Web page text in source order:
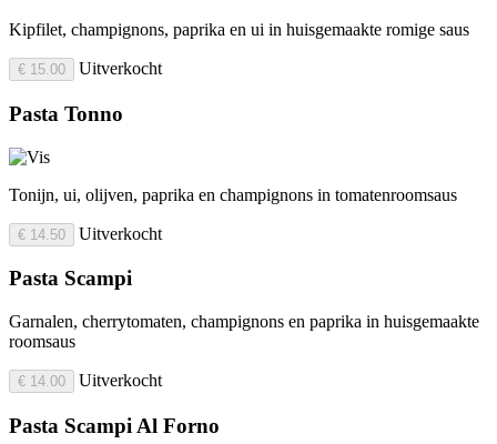
Kipfilet, champignons, paprika en ui in huisgemaakte romige saus
€ 15.00 Uitverkocht
Pasta Tonno
Tonijn, ui, olijven, paprika en champignons in tomatenroomsaus
€ 14.50 Uitverkocht
Pasta Scampi
Garnalen, cherrytomaten, champignons en paprika in huisgemaakte
roomsaus
€ 14.00 Uitverkocht
Pasta Scampi Al Forno